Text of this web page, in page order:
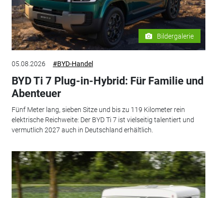
Bildergalerie
05.08.2026 #BYD-Handel
BYD Ti 7 Plug-in-Hybrid: Für Familie und
Abenteuer
Fünf Meter lang, sieben Sitze und bis zu 119 Kilometer rein
elektrische Reichweite: Der BYD Ti 7 ist vielseitig talentiert und
vermutlich 2027 auch in Deutschland erhältlich.